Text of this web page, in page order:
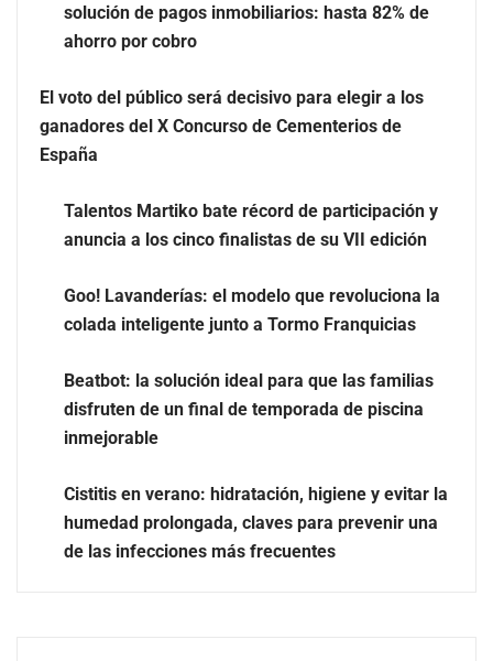
Eulalia Roig lanza ‘The Journal’, una revista digital
mensual de entrevistas y fotografía editorial
de pagos inmobiliarios: hasta 82% de ahorro por cobro
El voto del público será decisivo para elegir a los
solución de pagos inmobiliarios: hasta 82% de
ahorro por cobro
El voto del público será decisivo para elegir a los
ganadores del X Concurso de Cementerios de
España
Talentos Martiko bate récord de participación y
anuncia a los cinco finalistas de su VII edición
Goo! Lavanderías: el modelo que revoluciona la
colada inteligente junto a Tormo Franquicias
Beatbot: la solución ideal para que las familias
disfruten de un final de temporada de piscina
inmejorable
Cistitis en verano: hidratación, higiene y evitar la
humedad prolongada, claves para prevenir una
de las infecciones más frecuentes